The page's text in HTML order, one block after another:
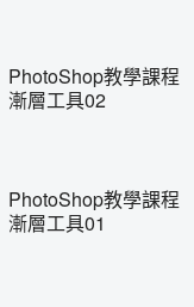
PhotoShop教學課程
漸層工具02
PhotoShop教學課程
漸層工具01